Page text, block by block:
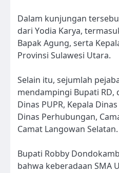
Dalam kunjungan
dari Yodia Karya,
Bapak Agung, serta
Provinsi Sulawesi Utara.
Selain itu, sejumlah
mendampingi Bupati RD,
Dinas PUPR, Kepala
Dinas Perhubungan,
Camat Langowan Selatan.
Bupati Robby
bahwa keberadaan SMA